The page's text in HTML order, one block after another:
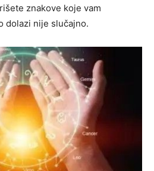
znakove koje vam
dolazi nije slučajno.